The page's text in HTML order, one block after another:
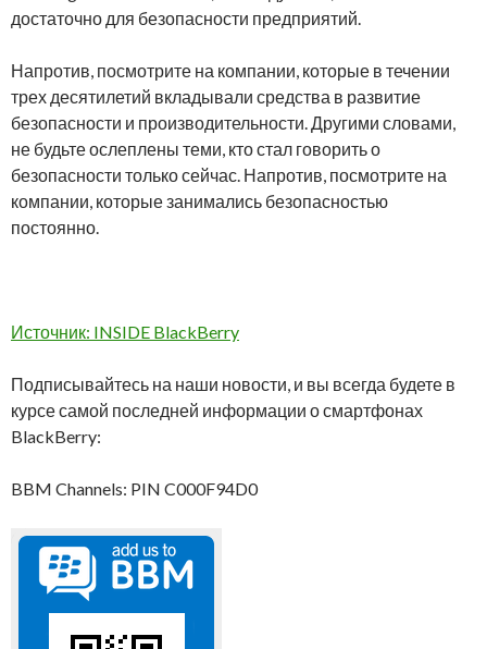
достаточно для безопасности предприятий.
Напротив, посмотрите на компании, которые в течении
трех десятилетий вкладывали средства в развитие
безопасности и производительности. Другими словами,
не будьте ослеплены теми, кто стал говорить о
безопасности только сейчас. Напротив, посмотрите на
компании, которые занимались безопасностью
постоянно.
Источник: INSIDE BlackBerry
Подписывайтесь на наши новости, и вы всегда будете в
курсе самой последней информации о смартфонах
BlackBerry:
BBM Channels: PIN C000F94D0